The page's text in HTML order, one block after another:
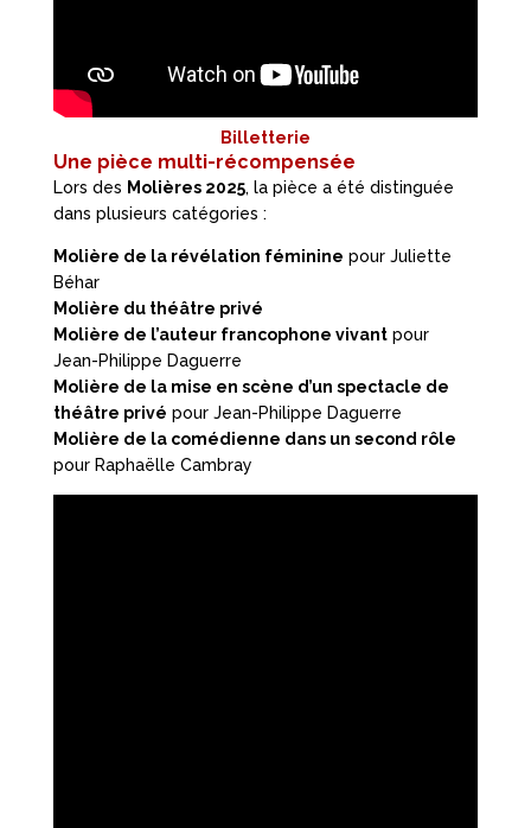
Billetterie
Une pièce multi-récompensée
Lors des Molières 2025, la pièce a été distinguée
dans plusieurs catégories :
Molière de la révélation féminine pour Juliette
Béhar
Molière du théâtre privé
Molière de l’auteur francophone vivantpour
Jean-Philippe Daguerre
Molière de la mise en scène d’un spectacle de
théâtre privé pour Jean-Philippe Daguerre
Molière de la comédienne dans un second rôle
pour Raphaëlle Cambray